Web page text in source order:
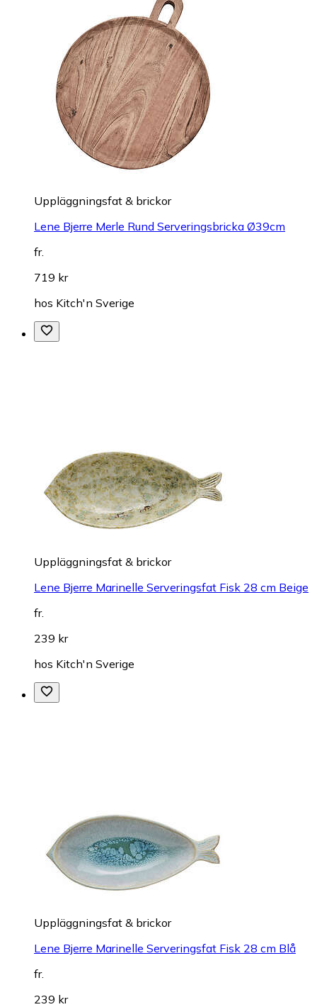
Uppläggningsfat & brickor
Lene Bjerre Merle Rund Serveringsbricka Ø39cm
fr.
719 kr
hos Kitch'n Sverige
Uppläggningsfat & brickor
Lene Bjerre Marinelle Serveringsfat Fisk 28 cm Beige
fr.
239 kr
hos Kitch'n Sverige
Uppläggningsfat & brickor
Lene Bjerre Marinelle Serveringsfat Fisk 28 cm Blå
fr.
239 kr